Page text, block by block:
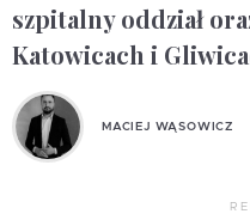
szpitalny oddział
Katowicach i
MACIEJ WĄSOWICZ